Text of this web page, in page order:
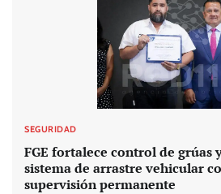
SEGURIDAD
FGE fortalece control de grúas
sistema de arrastre vehicular
supervisión permanente